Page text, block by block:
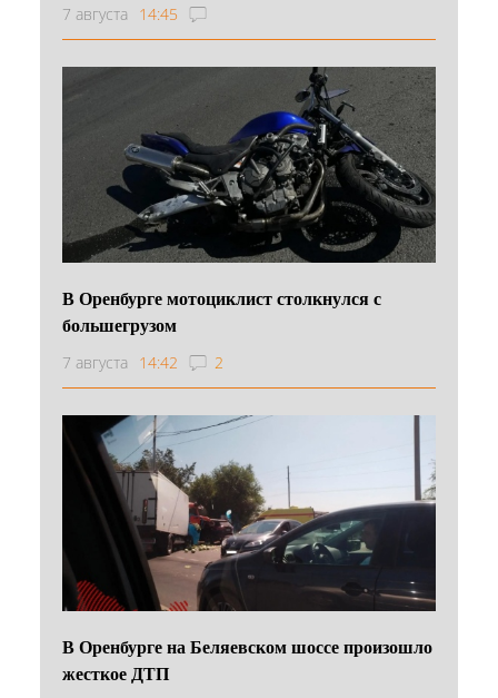
7 августа 14:45
В Оренбурге мотоциклист столкнулся с
большегрузом
7 августа 14:42 2
В Оренбурге на Беляевском шоссе произошло
жесткое ДТП